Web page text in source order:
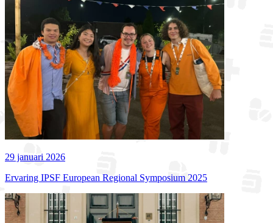
29 januari 2026
Ervaring IPSF European Regional Symposium 2025